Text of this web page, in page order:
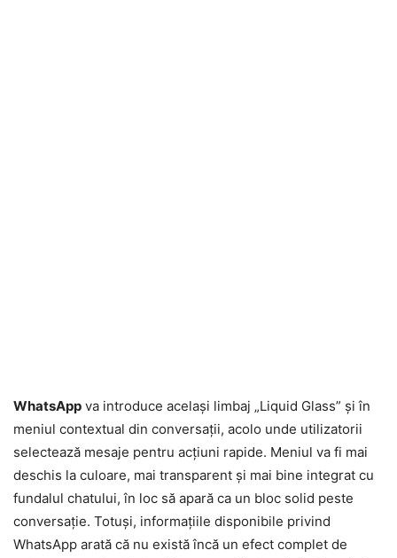
WhatsApp va introduce același limbaj „Liquid Glass” și în
meniul contextual din conversații, acolo unde utilizatorii
selectează mesaje pentru acțiuni rapide. Meniul va fi mai
deschis la culoare, mai transparent și mai bine integrat cu
fundalul chatului, în loc să apară ca un bloc solid peste
conversație. Totuși, informațiile disponibile privind
WhatsApp arată că nu există încă un efect complet de